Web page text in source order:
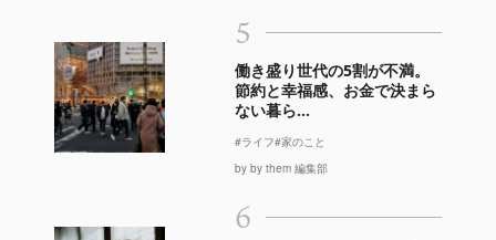
5
働き盛り世代の5割が不満。
節約と幸福感、お金で決まら
ない暮ら...
#ライフ#家のこと
by by them 編集部
6